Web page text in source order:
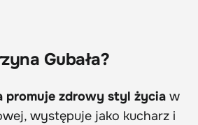
Gubała?
promuje zdrowy styl życia w
występuje jako kucharz i